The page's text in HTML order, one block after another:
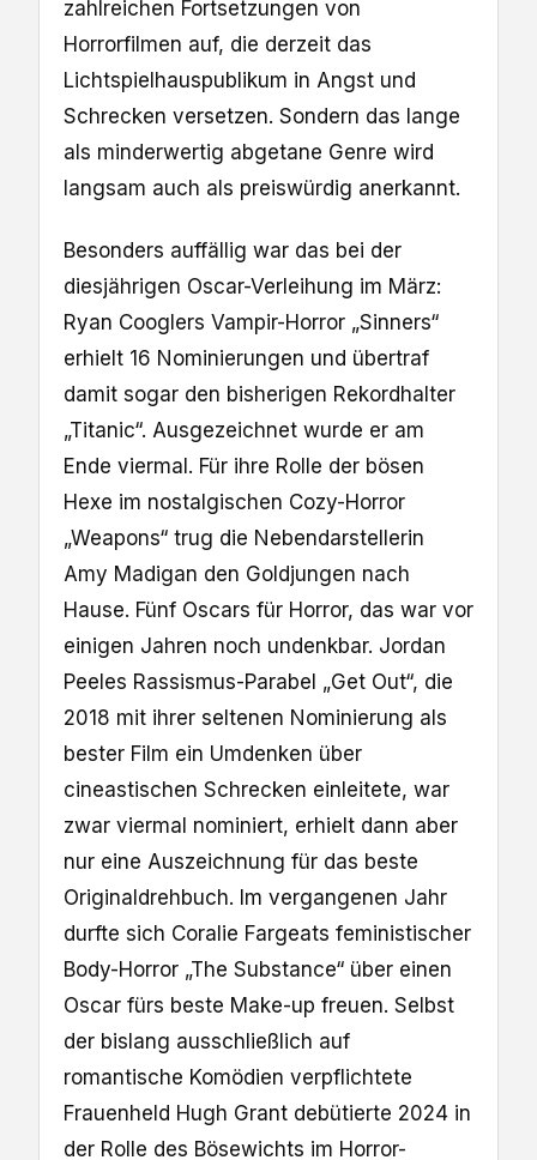
zahlreichen Fortsetzungen von
Horrorfilmen auf, die derzeit das
Lichtspielhauspublikum in Angst und
Schrecken versetzen. Sondern das lange
als minderwertig abgetane Genre wird
langsam auch als preiswürdig anerkannt.
Besonders auffällig war das bei der
diesjährigen Oscar-Verleihung im März:
Ryan Cooglers Vampir-Horror „Sinners“
erhielt 16 Nominierungen und übertraf
damit sogar den bisherigen Rekordhalter
„Titanic“. Ausgezeichnet wurde er am
Ende viermal. Für ihre Rolle der bösen
Hexe im nostalgischen Cozy-Horror
„Weapons“ trug die Nebendarstellerin
Amy Madigan den Goldjungen nach
Hause. Fünf Oscars für Horror, das war vor
einigen Jahren noch undenkbar. Jordan
Peeles Rassismus-Parabel „Get Out“, die
2018 mit ihrer seltenen Nominierung als
bester Film ein Umdenken über
cineastischen Schrecken einleitete, war
zwar viermal nominiert, erhielt dann aber
nur eine Auszeichnung für das beste
Originaldrehbuch. Im vergangenen Jahr
durfte sich Coralie Fargeats feministischer
Body-Horror „The Substance“ über einen
Oscar fürs beste Make-up freuen. Selbst
der bislang ausschließlich auf
romantische Komödien verpflichtete
Frauenheld Hugh Grant debütierte 2024 in
der Rolle des Bösewichts im Horror-